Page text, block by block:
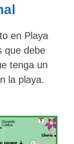
en Playa
que debe
tenga un
la playa.